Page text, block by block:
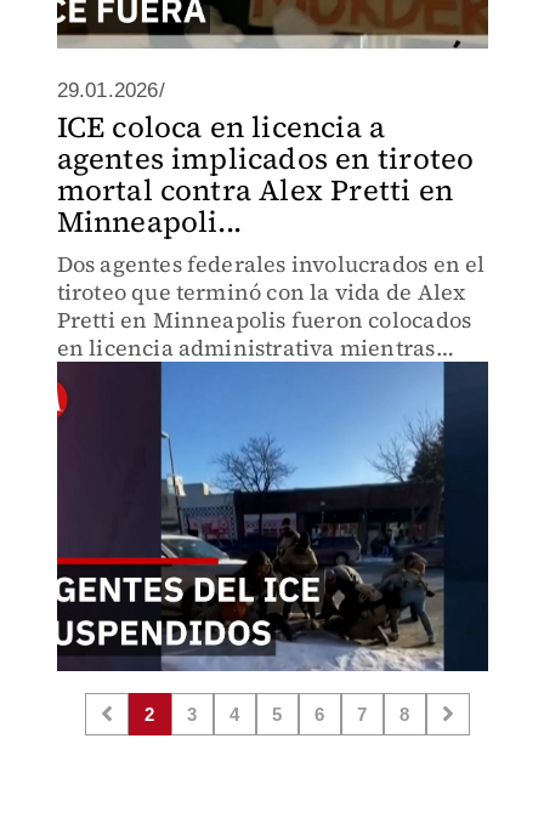
29.01.2026/
ICE coloca en licencia a
agentes implicados en tiroteo
mortal contra Alex Pretti en
Minneapoli...
Dos agentes federales involucrados en el
tiroteo que terminó con la vida de Alex
Pretti en Minneapolis fueron colocados
en licencia administrativa mientras
continúa la investigación del caso.
2 3 4 5 6 7 8